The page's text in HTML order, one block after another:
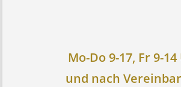
Mo-Do 9-17, Fr 9-
und nach